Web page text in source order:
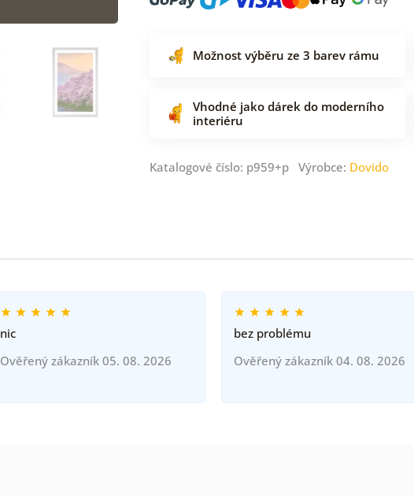
Možnost výběru ze 3 barev rámu
Vhodné jako dárek do moderního
interiéru
Katalogové číslo: p959+p Výrobce: Dovido
nic
Ověřený zákazník 05. 08. 2026
bez problému
Ověřený zákazník 04. 08. 2026